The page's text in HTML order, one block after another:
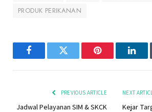
PRODUK PERIKANAN
FacebookTwitter Pinterest
PREVIOUS ARTICLE
Jadwal Pelayanan SIM & SKCK
NEXT
Kejar